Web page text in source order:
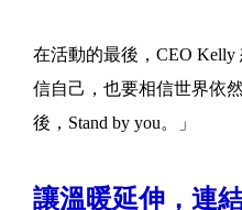
在活動的最後，CEO
信自己，也要相信世界依
後，Stand by you。」
讓溫暖延伸，連